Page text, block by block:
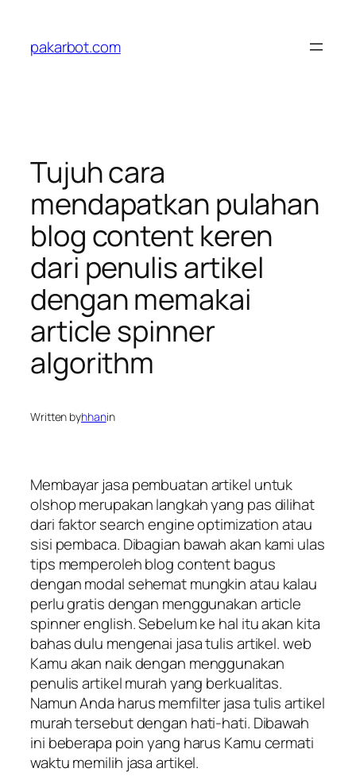
content
pakarbot.com
Tujuh cara
mendapatkan pulahan
blog content keren
dari penulis artikel
dengan memakai
article spinner
algorithm
Written byhhanin
Membayar jasa pembuatan artikel untuk
olshop merupakan langkah yang pas dilihat
dari faktor search engine optimization atau
sisi pembaca. Dibagian bawah akan kami ulas
tips memperoleh blog content bagus
dengan modal sehemat mungkin atau kalau
perlu gratis dengan menggunakan article
spinner english. Sebelum ke hal itu akan kita
bahas dulu mengenai jasa tulis artikel. web
Kamu akan naik dengan menggunakan
penulis artikel murah yang berkualitas.
Namun Anda harus memfilter jasa tulis artikel
murah tersebut dengan hati-hati. Dibawah
ini beberapa poin yang harus Kamu cermati
waktu memilih jasa artikel.